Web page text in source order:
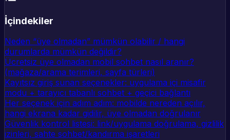
İçindekiler
Neden “üye olmadan” mümkün olabilir / hangi
durumlarda mümkün değildir?
Ücretsiz üye olmadan mobil sohbet nasıl aranır?
(mağaza/arama terimleri, sayfa türleri)
Kayıtsız giriş sunan seçenekler: uygulama içi misafir
modu + tarayıcı tabanlı sohbet + geçici bağlantı
Her seçenek için adım adım: mobilde nereden açılır,
hangi ekrana kadar gidilir, üye olmadan doğrulanır
Güvenlik kontrol listesi: link/uygulama doğrulama, gizlilik
izinleri, sahte sohbet/kandırma işaretleri